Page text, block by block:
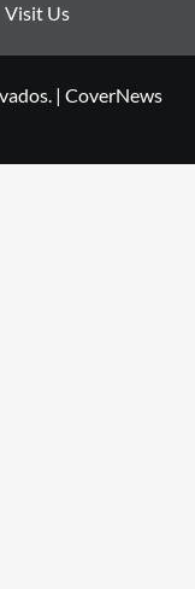
Visit Us
| CoverNews